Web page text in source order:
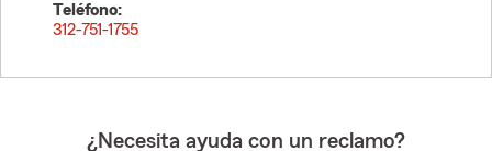
Teléfono:
312-751-1755
¿Necesita ayuda con un reclamo?